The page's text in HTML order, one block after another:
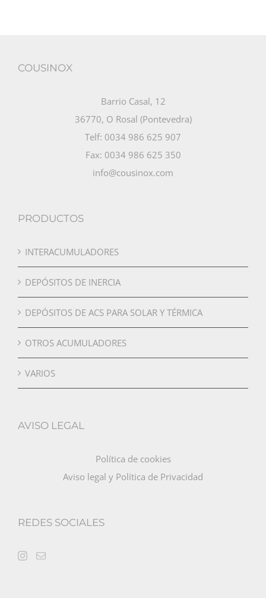
COUSINOX
Barrio Casal, 12
36770, O Rosal (Pontevedra)
Telf: 0034 986 625 907
Fax: 0034 986 625 350
info@cousinox.com
PRODUCTOS
INTERACUMULADORES
DEPÓSITOS DE INERCIA
DEPÓSITOS DE ACS PARA SOLAR Y TÉRMICA
OTROS ACUMULADORES
VARIOS
AVISO LEGAL
Política de cookies
Aviso legal y Política de Privacidad
REDES SOCIALES